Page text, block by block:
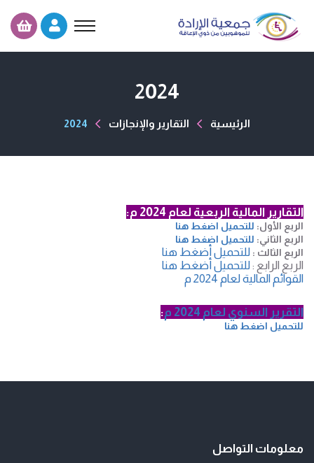
2024
الرئيسية التقارير والإنجازات 2024
التقارير المالية الربعية لعام 2024 م :
الربع الأول: للتحميل اضغط هنا
الربع الثاني: للتحميل اضغط هنا
الربع الثالث : للتحميل أضغط هنا
الربع الرابع :للتحميل أضغط هنا
القوائم المالية لعام 2024 م
التقرير السنوي لعام 2024 م :
للتحميل اضغط هنا
معلومات التواصل